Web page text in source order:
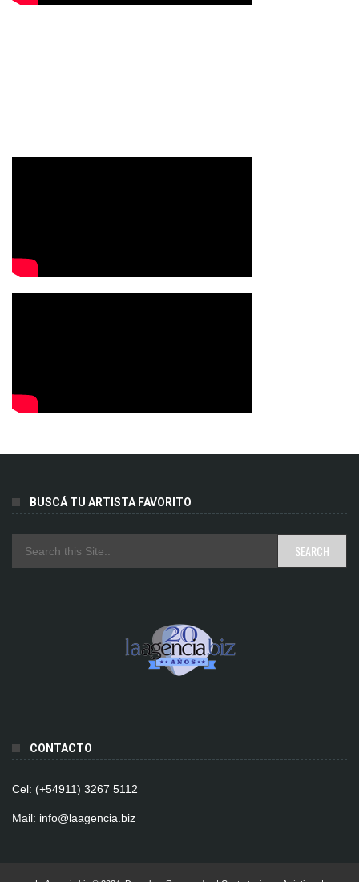
BUSCÁ TU ARTISTA FAVORITO
CONTACTO
Cel: (+54911) 3267 5112
Mail: info@laagencia.biz